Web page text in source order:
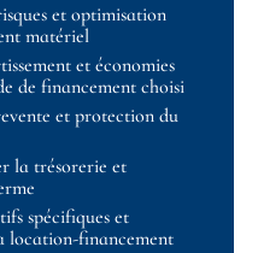
et optimisation
matériel
et économies
de financement choisi
et protection du
la trésorerie et
spécifiques et
location-financement